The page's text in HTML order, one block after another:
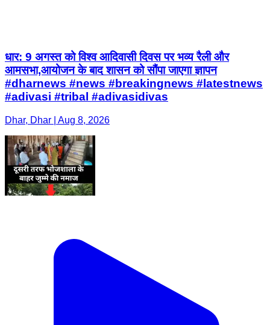
धार: 9 अगस्त को विश्व आदिवासी दिवस पर भव्य रैली और
आमसभा,आयोजन के बाद शासन को सौंपा जाएगा ज्ञापन
#dharnews #news #breakingnews #latestnews
#adivasi #tribal #adivasidivas
Dhar, Dhar | Aug 8, 2026